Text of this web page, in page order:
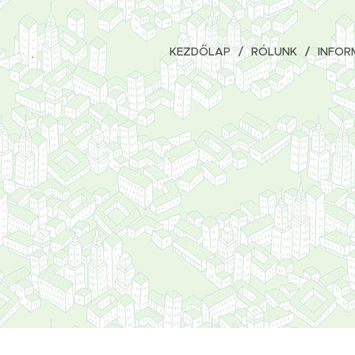
. KEZDŐLAP RÓLUNK